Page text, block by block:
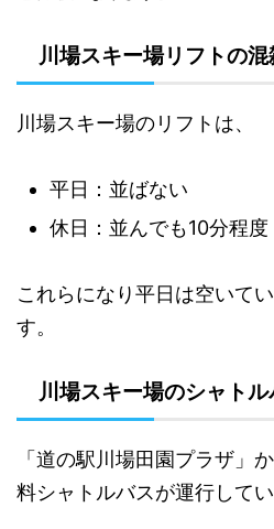
川場スキー場リフトの
川場スキー場のリフトは、
平日：並ばない
休日：並んでも10分程度
これらになり平日は空いて
す。
川場スキー場のシャト
「道の駅川場田園プラザ」
料シャトルバスが運行してい